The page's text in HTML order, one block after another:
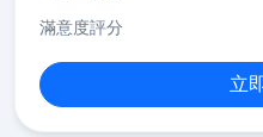
滿意度評分
立